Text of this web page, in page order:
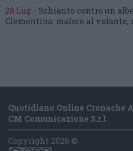
28 Lug - Schianto contro un
Clementina: malore al volante,
Quotidiano Online Cronache
CM Comunicazione S.r.l.
Copyright 2026 ©